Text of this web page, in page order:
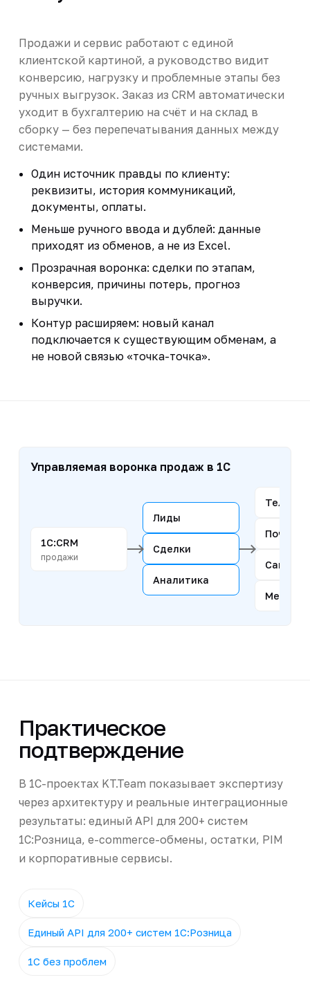
Продажи и сервис работают с единой
клиентской картиной, а руководство видит
конверсию, нагрузку и проблемные этапы без
ручных выгрузок. Заказ из CRM автоматически
уходит в бухгалтерию на счёт и на склад в
сборку — без перепечатывания данных между
системами.
Один источник правды по клиенту:
реквизиты, история коммуникаций,
документы, оплаты.
Меньше ручного ввода и дублей: данные
приходят из обменов, а не из Excel.
Прозрачная воронка: сделки по этапам,
конверсия, причины потерь, прогноз
выручки.
Контур расширяем: новый канал
подключается к существующим обменам, а
не новой связью «точка-точка».
Управляемая воронка продаж в 1С
1С:CRM
продажи
Лиды
Сделки
Аналитика
Почта
Сайт
Практическое
подтверждение
В 1С-проектах KT.Team показывает экспертизу
через архитектуру и реальные интеграционные
результаты: единый API для 200+ систем
1С:Розница, e-commerce-обмены, остатки, PIM
и корпоративные сервисы.
Кейсы 1С
Единый API для 200+ систем 1С:Розница
1С без проблем